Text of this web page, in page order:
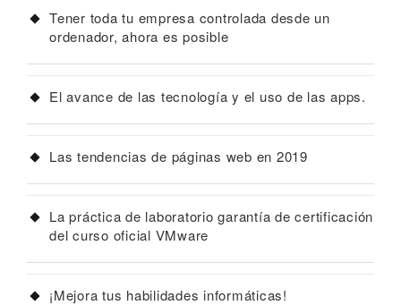
Tener toda tu empresa controlada desde un
ordenador, ahora es posible
El avance de las tecnología y el uso de las apps.
Las tendencias de páginas web en 2019
La práctica de laboratorio garantía de certificación
del curso oficial VMware
¡Mejora tus habilidades informáticas!